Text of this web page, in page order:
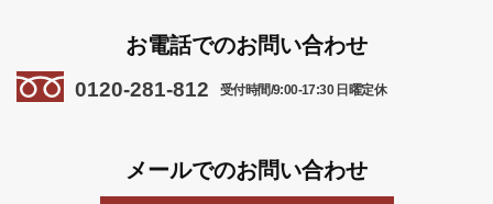
お電話でのお問い合わせ
0120-281-812 受付時間/9:00-17:30 日曜定休
メールでのお問い合わせ